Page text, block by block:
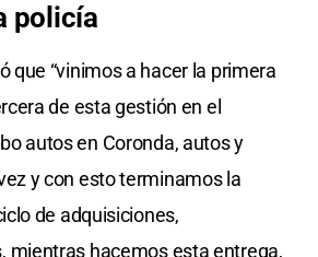
policía
que “vinimos a hacer la primera
de esta gestión en el
autos en Coronda, autos y
y con esto terminamos la
de adquisiciones,
mientras hacemos esta entrega,